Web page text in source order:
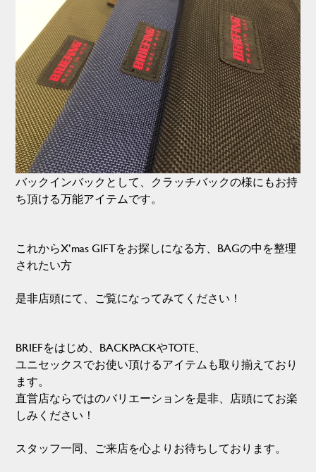
バックインバックとして、クラッチバックの様にもお持
ち頂ける万能アイテムです。
これからX’mas GIFTをお探しになる方、BAGの中を整理
されたい方
是非店頭にて、ご覧になってみてください！
BRIEFをはじめ、BACKPACKやTOTE、
ユニセックスでお使い頂けるアイテムも取り揃えており
ます。
直営店ならではのバリエーションを是非、店頭にてお楽
しみください！
スタッフ一同、ご来店を心よりお待ちしております。